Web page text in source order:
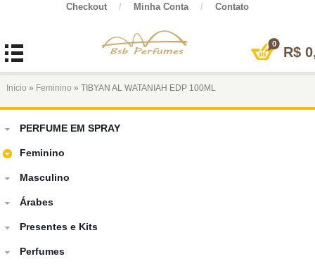
Checkout / Minha Conta / Contato
0
R$
Início » Feminino » TIBYAN AL WATANIAH EDP 100ML
PERFUME EM SPRAY
Feminino
Masculino
Árabes
Presentes e Kits
Perfumes